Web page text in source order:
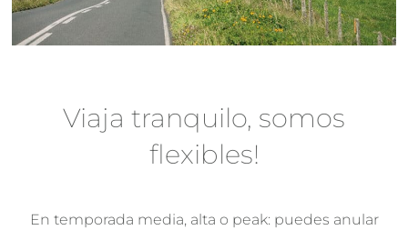
Viaja tranquilo, somos
flexibles!
En temporada media, alta o peak: puedes anular